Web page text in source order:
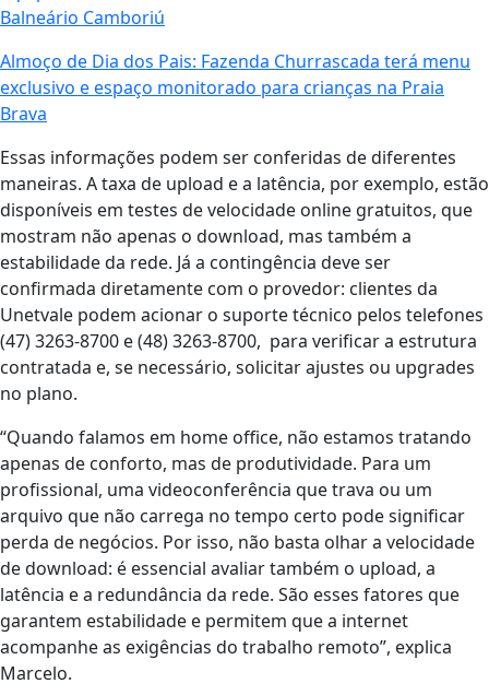
Balneário Camboriú
Almoço de Dia dos Pais: Fazenda Churrascada terá menu
exclusivo e espaço monitorado para crianças na Praia
Brava
Essas informações podem ser conferidas de diferentes
maneiras. A taxa de upload e a latência, por exemplo, estão
disponíveis em testes de velocidade online gratuitos, que
mostram não apenas o download, mas também a
estabilidade da rede. Já a contingência deve ser
confirmada diretamente com o provedor: clientes da
Unetvale podem acionar o suporte técnico pelos telefones
(47) 3263-8700 e (48) 3263-8700, para verificar a estrutura
contratada e, se necessário, solicitar ajustes ou upgrades
no plano.
“Quando falamos em home office, não estamos tratando
apenas de conforto, mas de produtividade. Para um
profissional, uma videoconferência que trava ou um
arquivo que não carrega no tempo certo pode significar
perda de negócios. Por isso, não basta olhar a velocidade
de download: é essencial avaliar também o upload, a
latência e a redundância da rede. São esses fatores que
garantem estabilidade e permitem que a internet
acompanhe as exigências do trabalho remoto”, explica
Marcelo.